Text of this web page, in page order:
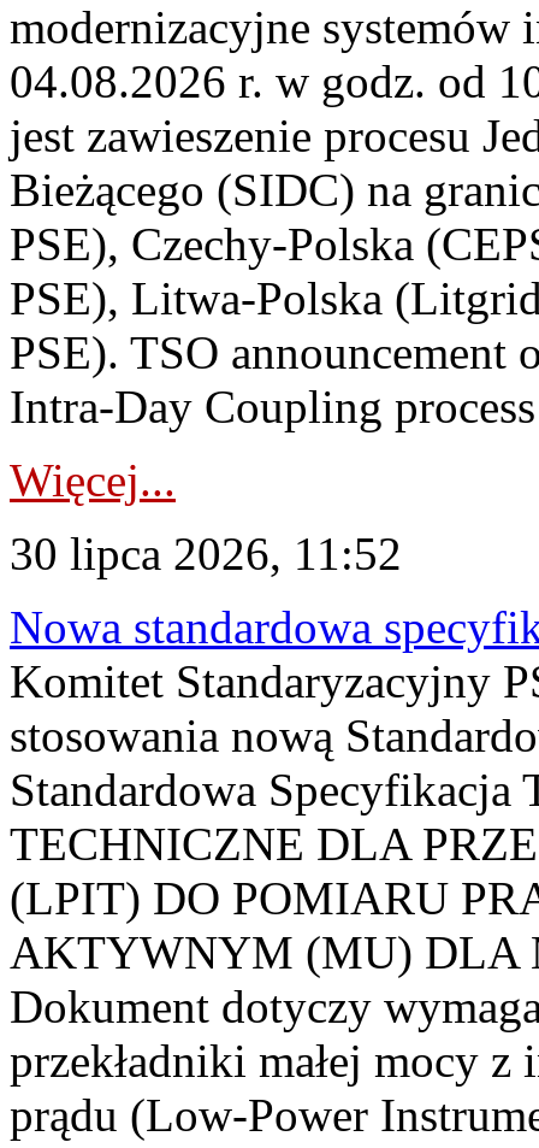
modernizacyjne
04.08.2026 r. w godz. od
jest zawieszenie procesu
Bieżącego (SIDC) na
PSE), Czechy-Polska
PSE), Litwa-Polska
PSE). TSO announcement
Intra-Day Coupling
Więcej...
30 lipca 2026, 11:52
Nowa standardowa
Komitet Standaryzacyjny
stosowania nową
Standardowa
TECHNICZNE DLA
(LPIT) DO POMIARU
AKTYWNYM (MU) DLA
Dokument dotyczy
przekładniki małej mocy
prądu (Low-Power